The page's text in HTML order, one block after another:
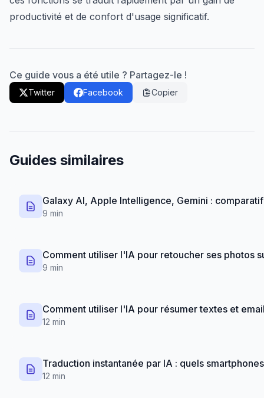
productivité et de confort d'usage significatif.
Ce guide vous a été utile ? Partagez-le !
Twitter Facebook Copier
Guides similaires
Galaxy AI, Apple Intelligence, Gemini :
9 min
Comment utiliser l'IA pour retoucher ses photos
9 min
Comment utiliser l'IA pour résumer textes et
12 min
Traduction instantanée par IA : quels
12 min